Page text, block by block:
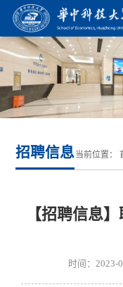
招聘信息当前位置：
【招聘信息
时间：